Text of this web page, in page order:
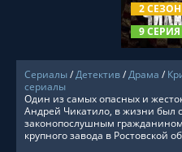
2 СЕЗОН
9 СЕРИЯ
Сериалы/Детектив/Драма /
сериалы
Один из самых опасных и
Андрей Чикатило, в жизни был
законопослушным
крупного завода в Ростовской